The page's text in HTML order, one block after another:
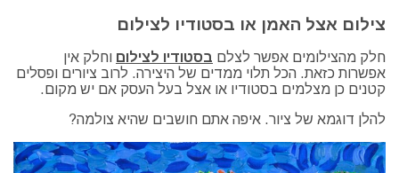
צילום אצל האמן או בסטודיו לצילום
חלק מהצילומים אפשר לצלם בסטודיו לצילום וחלק אין
אפשרות כזאת. הכל תלוי ממדים של היצירה. לרוב ציורים ופסלים
קטנים כן מצלמים בסטודיו או אצל בעל העסק אם יש מקום.
להלן דוגמא של ציור. איפה אתם חושבים שהיא צולמה?